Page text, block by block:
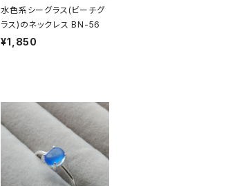
水色系シーグラス(ビーチグ
ラス)のネックレス BN-56
¥1,850